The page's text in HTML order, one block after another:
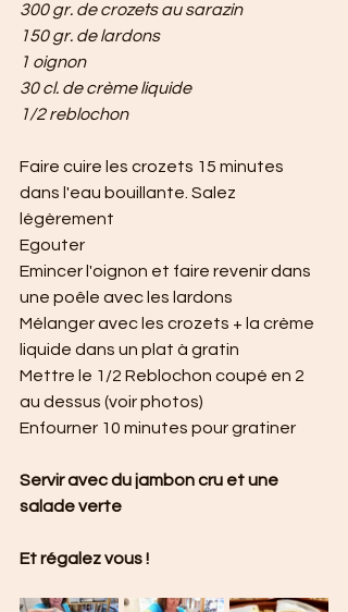
300 gr. de crozets au sarazin
150 gr. de lardons
1 oignon
30 cl. de crème liquide
1/2 reblochon
Faire cuire les crozets 15 minutes
dans l'eau bouillante. Salez
légèrement
Egouter
Emincer l'oignon et faire revenir dans
une poêle avec les lardons
Mélanger avec les crozets + la crème
liquide dans un plat à gratin
Mettre le 1/2 Reblochon coupé en 2
au dessus (voir photos)
Enfourner 10 minutes pour gratiner
Servir avec du jambon cru et une
salade verte
Et régalez vous !